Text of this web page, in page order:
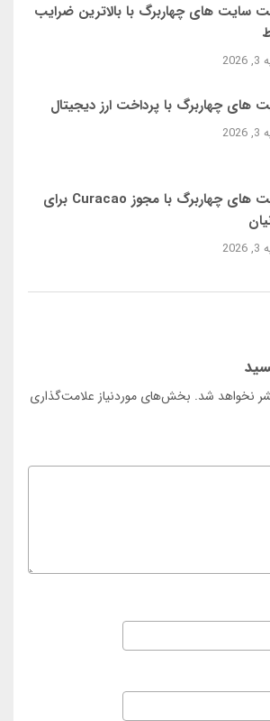
سایت‌ های چهاربرگ با بالاترین ضرایب
های چهاربرگ با پرداخت ارز دیجیتال
سایت‌ های چهاربرگ با مجوز Curacao برای
نخواهد شد. بخش‌های موردنیاز علامت‌گذاری